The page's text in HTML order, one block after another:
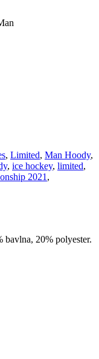
, Limited, Man Hoody,
, ice hockey, limited,
2021 ,
bavlna, 20% polyester.